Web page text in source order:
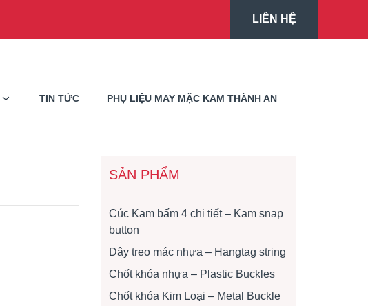
LIÊN HỆ
TIN TỨC PHỤ LIỆU MAY MẶC KAM THÀNH AN
SẢN PHẨM
Cúc Kam bấm 4 chi tiết – Kam snap
button
Dây treo mác nhựa – Hangtag string
Chốt khóa nhựa – Plastic Buckles
Chốt khóa Kim Loại – Metal Buckle